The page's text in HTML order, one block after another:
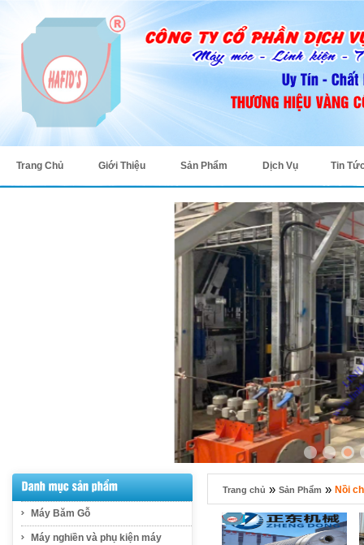
Trang Chủ Giới Thiệu Sản Phẩm Dịch Vụ Tin
Máy Băm Gỗ
Máy nghiền và phụ kiện máy
Trang chủ » Sản Phẩm » Nồi